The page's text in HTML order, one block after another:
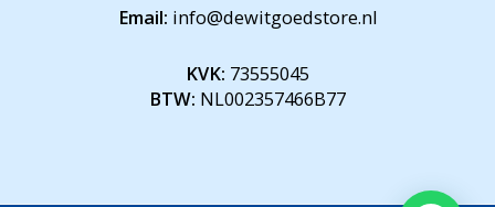
Email: info@dewitgoedstore.nl
KVK: 73555045
BTW: NL002357466B77